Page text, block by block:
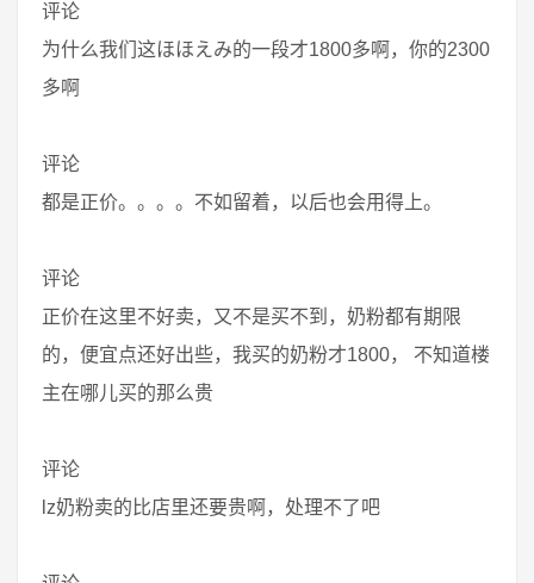
评论
为什么我们这ほほえみ的一段才1800多啊，你的2300
多啊
评论
都是正价。。。。不如留着，以后也会用得上。
评论
正价在这里不好卖，又不是买不到，奶粉都有期限
的，便宜点还好出些，我买的奶粉才1800， 不知道楼
主在哪儿买的那么贵
评论
lz奶粉卖的比店里还要贵啊，处理不了吧